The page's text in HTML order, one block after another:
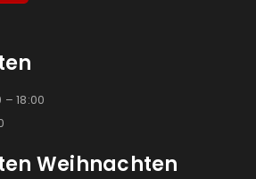
18:00
Weihnachten